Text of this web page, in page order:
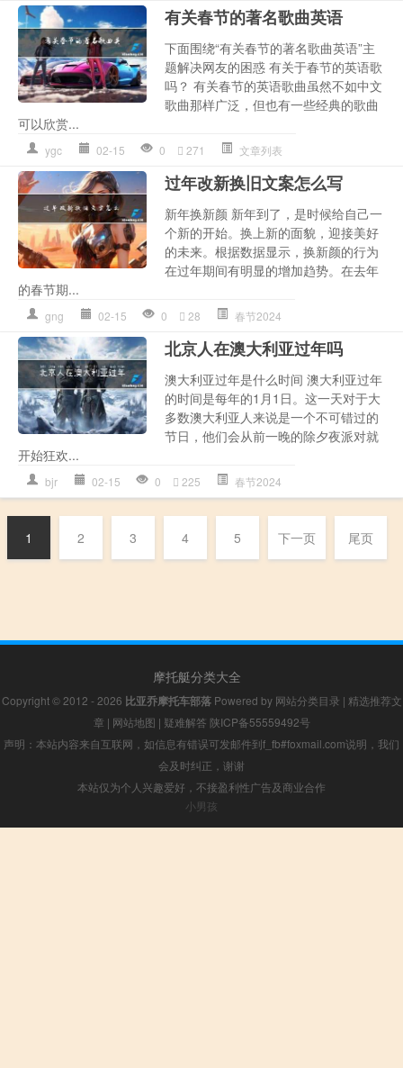
有关春节的著名歌曲英语
下面围绕“有关春节的著名歌曲英语”主
题解决网友的困惑 有关于春节的英语歌
吗？ 有关春节的英语歌曲虽然不如中文
歌曲那样广泛，但也有一些经典的歌曲
可以欣赏...
ygc 02-15 0 271 文章列表
过年改新换旧文案怎么写
新年换新颜 新年到了，是时候给自己一
个新的开始。换上新的面貌，迎接美好
的未来。根据数据显示，换新颜的行为
在过年期间有明显的增加趋势。在去年
的春节期...
gng 02-15 0 28 春节2024
北京人在澳大利亚过年吗
澳大利亚过年是什么时间 澳大利亚过年
的时间是每年的1月1日。这一天对于大
多数澳大利亚人来说是一个不可错过的
节日，他们会从前一晚的除夕夜派对就
开始狂欢...
bjr 02-15 0 225 春节2024
1 2 3 4 5 下一页 尾页
摩托艇分类大全
Copyright © 2012 - 2026 比亚乔摩托车部落Powered by 网站分类目录 | 精选推荐文
章 | 网站地图 | 疑难解答 陕ICP备55559492号
声明：本站内容来自互联网，如信息有错误可发邮件到f_fb#foxmail.com说明，我们
会及时纠正，谢谢
本站仅为个人兴趣爱好，不接盈利性广告及商业合作
小男孩